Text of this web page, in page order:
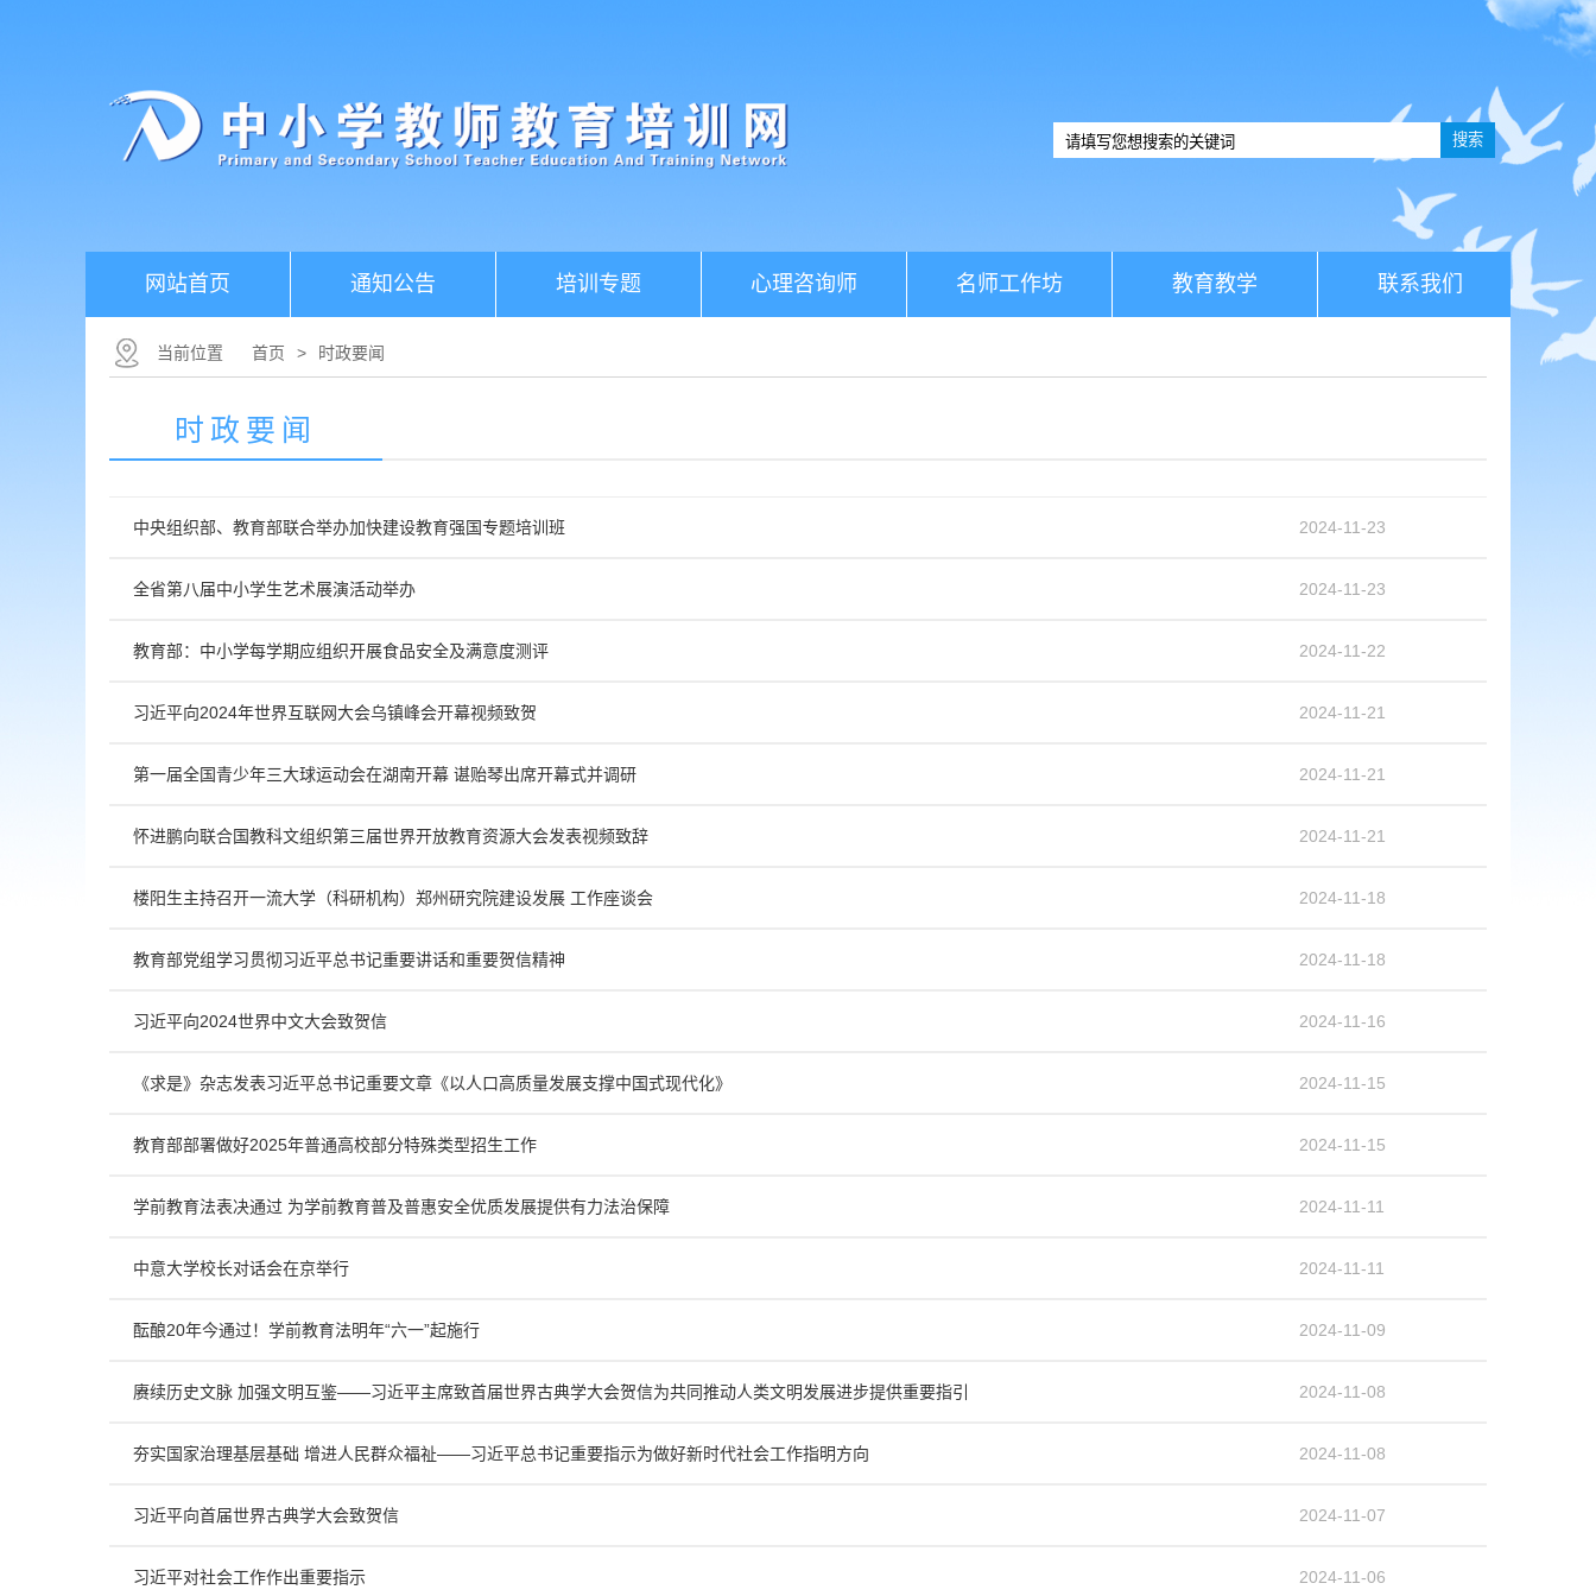
搜索
网站首页 通知公告 培训专题 心理咨询师 名师工作坊 教育教学 联系我们
当前位置 首页 > 时政要闻
时政要闻
中央组织部、教育部联合举办加快建设教育强国专题培训班 2024-11-23
全省第八届中小学生艺术展演活动举办 2024-11-23
教育部：中小学每学期应组织开展食品安全及满意度测评 2024-11-22
习近平向2024年世界互联网大会乌镇峰会开幕视频致贺 2024-11-21
第一届全国青少年三大球运动会在湖南开幕 谌贻琴出席开幕式并调研 2024-11-21
怀进鹏向联合国教科文组织第三届世界开放教育资源大会发表视频致辞 2024-11-21
楼阳生主持召开一流大学（科研机构）郑州研究院建设发展 工作座谈会 2024-11-18
教育部党组学习贯彻习近平总书记重要讲话和重要贺信精神 2024-11-18
习近平向2024世界中文大会致贺信 2024-11-16
《求是》杂志发表习近平总书记重要文章《以人口高质量发展支撑中国式现代化》 2024-11-15
教育部部署做好2025年普通高校部分特殊类型招生工作 2024-11-15
学前教育法表决通过 为学前教育普及普惠安全优质发展提供有力法治保障 2024-11-11
中意大学校长对话会在京举行 2024-11-11
酝酿20年今通过！学前教育法明年“六一”起施行 2024-11-09
赓续历史文脉 加强文明互鉴——习近平主席致首届世界古典学大会贺信为共同推动人类文明发展进步提供重要指引 2024-11-08
夯实国家治理基层基础 增进人民群众福祉——习近平总书记重要指示为做好新时代社会工作指明方向 2024-11-08
习近平向首届世界古典学大会致贺信 2024-11-07
习近平对社会工作作出重要指示 2024-11-06